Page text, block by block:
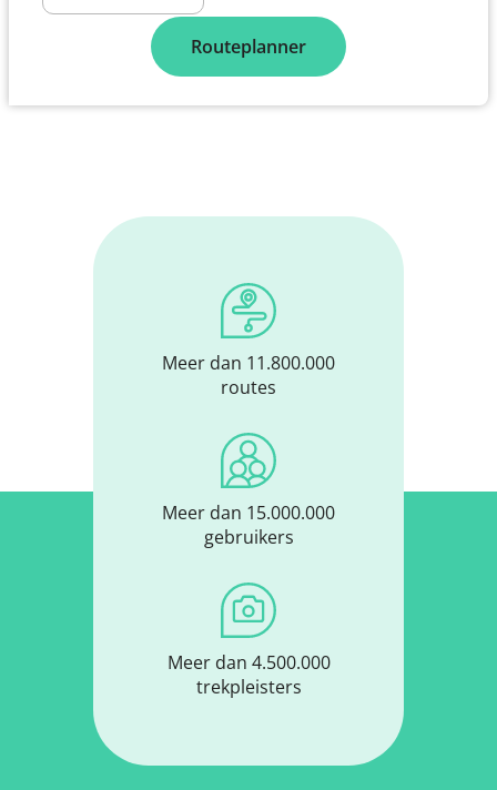
Routeplanner
Meer dan 11.800.000
routes
Meer dan 15.000.000
gebruikers
Meer dan 4.500.000
trekpleisters